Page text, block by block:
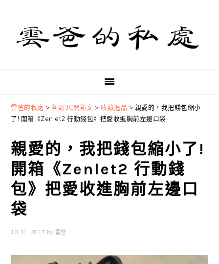
primary
navigation
content
primary
sidebar
雲爸的私處 >各類3C開箱文 > 收藏逸品 > 親愛的，我把錢包縮小
了! 開箱《Zenlet2 行動錢包》把愛收進胸前左邊口袋
親愛的，我把錢包縮小了!
開箱《Zenlet2 行動錢
包》把愛收進胸前左邊口
袋
10 31, 2017 by 雲爸